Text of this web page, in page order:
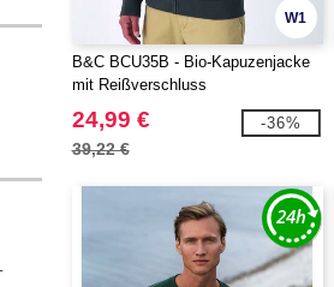
W1
B&C BCU35B - Bio-Kapuzenjacke
mit Reißverschluss
24,99 €
39,22 €
-36%